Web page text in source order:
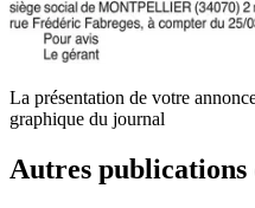
La présentation de votre
graphique du journal
Autres